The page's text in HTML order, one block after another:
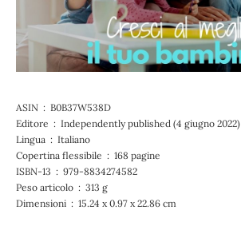
ASIN ‏ : ‎ B0B37W538D
Editore ‏ : ‎ Independently published (4 giugno 2022)
Lingua ‏ : ‎ Italiano
Copertina flessibile ‏ : ‎ 168 pagine
ISBN-13 ‏ : ‎ 979-8834274582
Peso articolo ‏ : ‎ 313 g
Dimensioni ‏ : ‎ 15.24 x 0.97 x 22.86 cm